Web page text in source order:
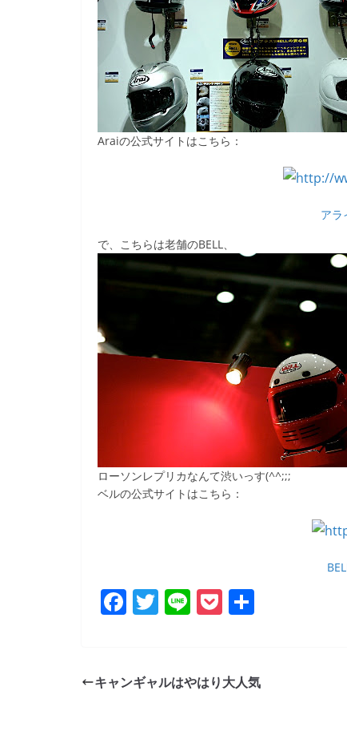
Araiの公式サイトはこちら：
アラ
で、こちらは老舗のBELL、
ローソンレプリカなんて渋いっす(^^;;;
ベルの公式サイトはこちら：
F
e
T
er
Li P
et
キャンギャルはやはり大人気